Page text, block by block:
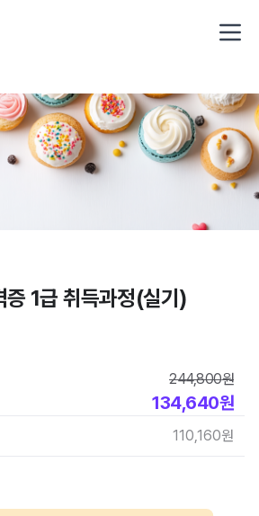
증 1급 취득과정(실기)
244,800원
134,640원
110,160원